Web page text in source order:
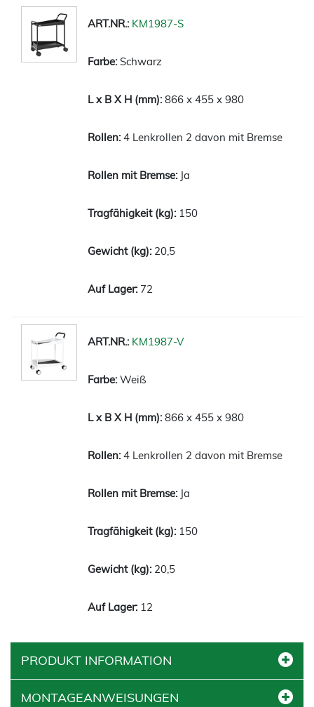
KM1987-S
Schwarz
866 x 455 x 980
4 Lenkrollen 2 davon mit Bremse
Ja
150
20,5
72
KM1987-V
Weiß
866 x 455 x 980
4 Lenkrollen 2 davon mit Bremse
Ja
150
20,5
12
PRODUKT INFORMATION
MONTAGEANWEISUNGEN